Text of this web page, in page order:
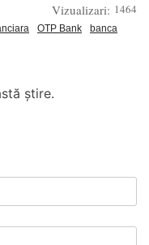
Vizualizari: 1464
OTP Bank banca
știre.